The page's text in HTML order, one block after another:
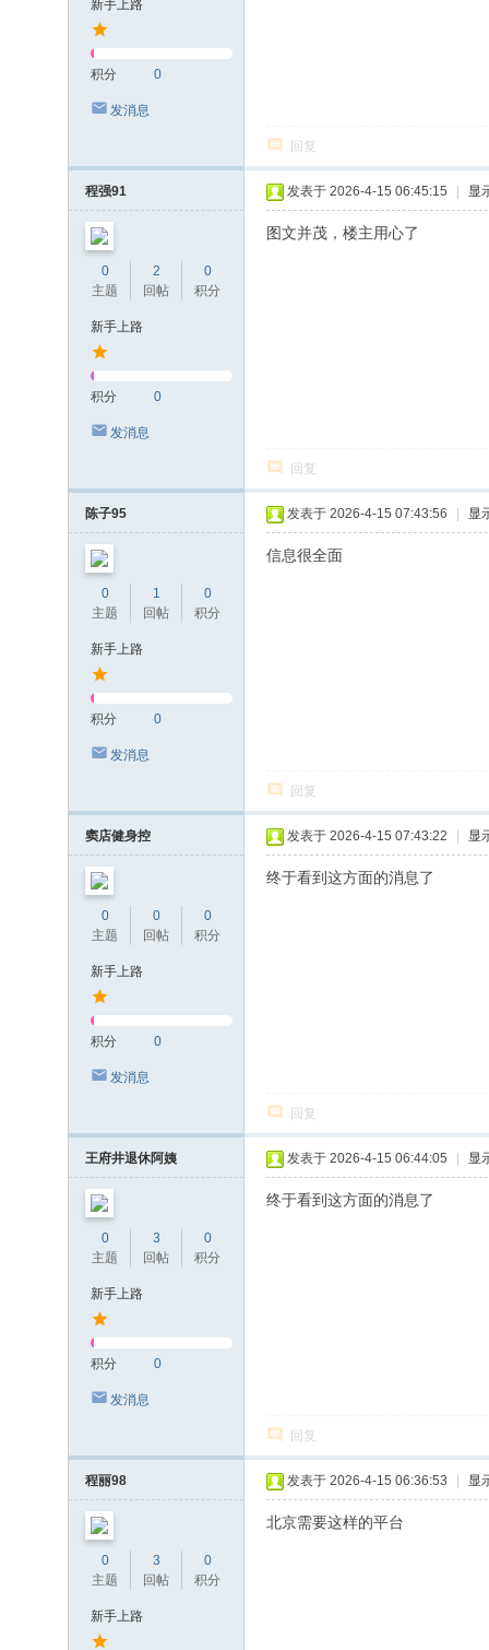
新手上路
积分 0
发消息
回复
程强91
0
主题
2
回帖
0
积分
新手上路
积分 0
发消息
发表于 2026-4-15 06:45:15 显
图文并茂，楼主用心了
回复
陈子95
0
主题
1
回帖
0
积分
新手上路
积分 0
发消息
发表于 2026-4-15 07:43:56 显
信息很全面
回复
窦店健身控
0
主题
0
回帖
0
积分
新手上路
积分 0
发消息
发表于 2026-4-15 07:43:22 显
终于看到这方面的消息了
回复
王府井退休阿姨
0
主题
3
回帖
0
积分
新手上路
积分 0
发消息
发表于 2026-4-15 06:44:05 显
终于看到这方面的消息了
回复
程丽98
0
主题
3
回帖
0
积分
新手上路
发表于 2026-4-15 06:36:53 显
北京需要这样的平台